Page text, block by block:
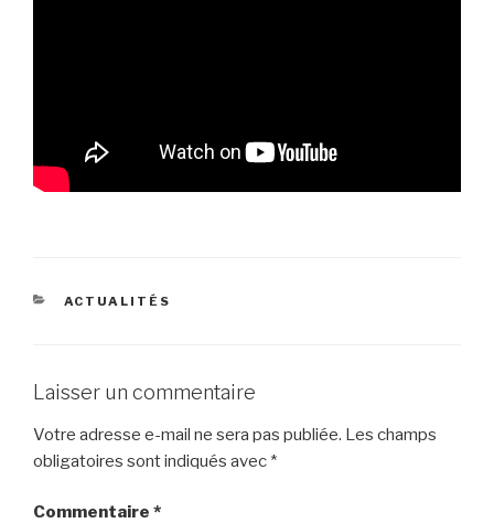
ACTUALITÉS
Laisser un commentaire
Votre adresse e-mail ne sera pas publiée. Les champs
obligatoires sont indiqués avec *
Commentaire *